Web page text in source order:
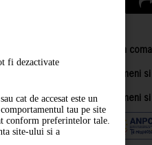
Cum
Termeni
Termeni
fi dezactivate
cat de accesat este un
tau pe site
conform preferintelor tale.
site-ului si a